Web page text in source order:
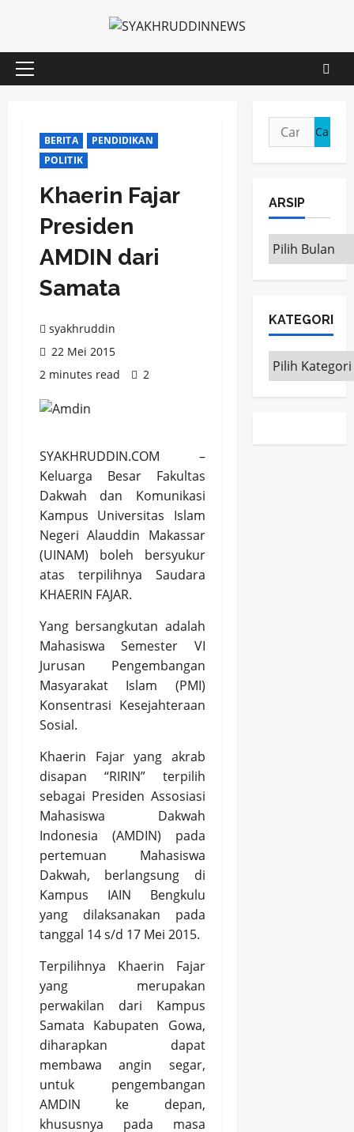
content
Primary
BERITA
PENDIDIKAN
POLITIK
Khaerin Fajar
Presiden
AMDIN dari
Samata
syakhruddin
22 Mei 2015
2 minutes read
2
SYAKHRUDDIN.COM –
Keluarga Besar Fakultas
Dakwah dan Komunikasi
Kampus Universitas Islam
Negeri Alauddin Makassar
(UINAM) boleh bersyukur
atas terpilihnya Saudara
KHAERIN FAJAR.
Yang bersangkutan adalah
Mahasiswa Semester VI
Jurusan Pengembangan
Masyarakat Islam (PMI)
Konsentrasi Kesejahteraan
Sosial.
Khaerin Fajar yang akrab
disapan “RIRIN” terpilih
sebagai Presiden Assosiasi
Mahasiswa Dakwah
Indonesia (AMDIN) pada
pertemuan Mahasiswa
Dakwah, berlangsung di
Kampus IAIN Bengkulu
yang dilaksanakan pada
tanggal 14 s/d 17 Mei 2015.
Terpilihnya Khaerin Fajar
yang merupakan
perwakilan dari Kampus
Samata Kabupaten Gowa,
diharapkan dapat
membawa angin segar,
untuk pengembangan
AMDIN ke depan,
khususnya pada masa
Cari
untuk:
ARSIP
ARSIP
KATEGORI
Kategori